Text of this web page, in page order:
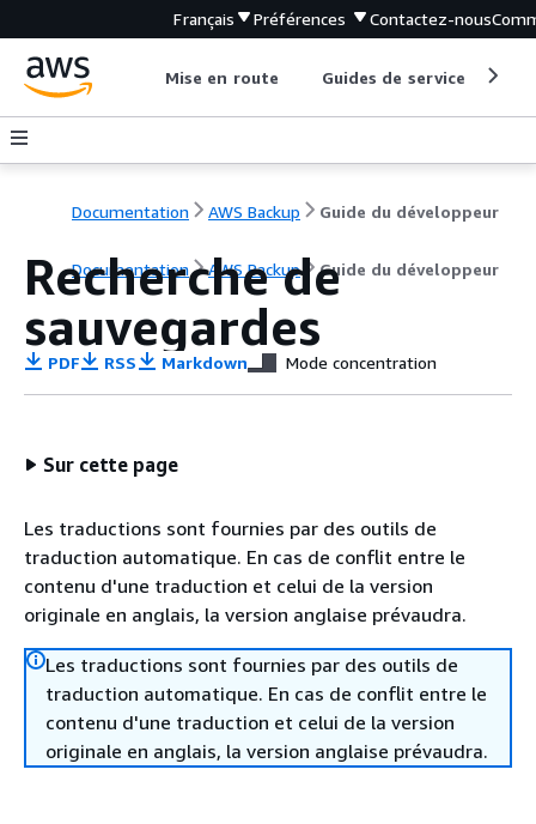
Français Préférences Contactez-nous
Mise en route Guides de service
Documentation AWS Backup Guide du développeur
Documentation AWS Backup Guide du développeur
Recherche de
sauvegardes
PDF RSS Markdown Mode concentration
Sur cette page
Les traductions sont fournies par des outils de
traduction automatique. En cas de conflit entre le
contenu d'une traduction et celui de la version
originale en anglais, la version anglaise prévaudra.
Les traductions sont fournies par des outils de
traduction automatique. En cas de conflit entre le
contenu d'une traduction et celui de la version
originale en anglais, la version anglaise prévaudra.